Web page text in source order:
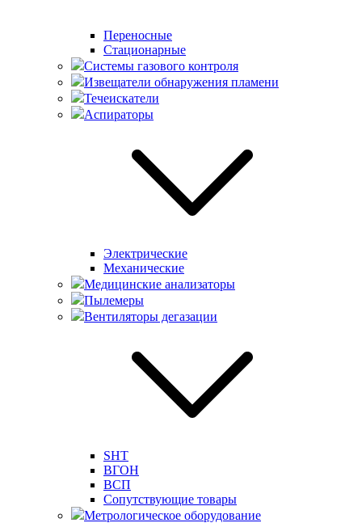
Переносные
Стационарные
Системы газового контроля
Извещатели обнаружения пламени
Течеискатели
Аспираторы
Электрические
Механические
Медицинские анализаторы
Пылемеры
Вентиляторы дегазации
SHT
ВГОН
ВСП
Сопутствующие товары
Метрологическое оборудование